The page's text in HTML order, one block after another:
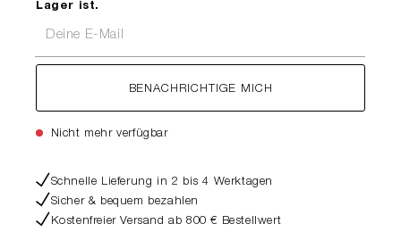
Lager ist.
BENACHRICHTIGE MICH
Nicht mehr verfügbar
Schnelle Lieferung in 2 bis 4 Werktagen
Sicher & bequem bezahlen
Kostenfreier Versand ab 800 € Bestellwert